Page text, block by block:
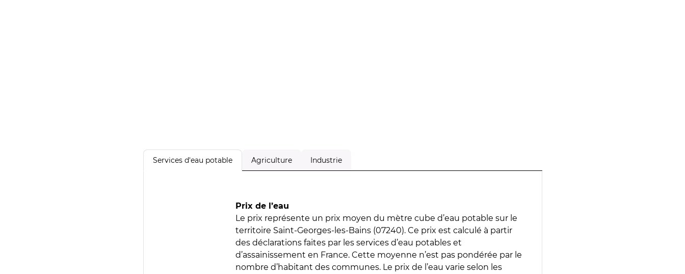
Services d'eau potable Agriculture Industrie
Prix de l’eau
Le prix représente un prix moyen du mètre cube d’eau potable sur le
territoire Saint-Georges-les-Bains (07240). Ce prix est calculé à partir
des déclarations faites par les services d’eau potables et
d’assainissement en France. Cette moyenne n’est pas pondérée par le
nombre d’habitant des communes. Le prix de l’eau varie selon les